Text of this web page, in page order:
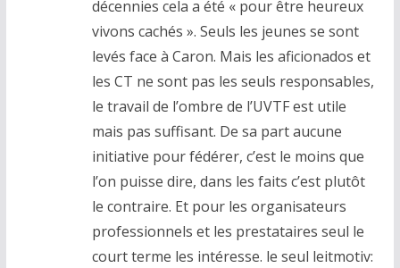
décennies cela a été « pour être heureux
vivons cachés ». Seuls les jeunes se sont
levés face à Caron. Mais les aficionados et
les CT ne sont pas les seuls responsables,
le travail de l’ombre de l’UVTF est utile
mais pas suffisant. De sa part aucune
initiative pour fédérer, c’est le moins que
l’on puisse dire, dans les faits c’est plutôt
le contraire. Et pour les organisateurs
professionnels et les prestataires seul le
court terme les intéresse. le seul leitmotiv: